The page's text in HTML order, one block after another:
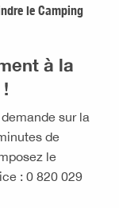
le Camping
à la
sur la
de
le
: 0 820 029